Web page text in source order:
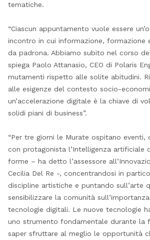
tematiche.
“Ciascun appuntamento vuole essere
incontro in cui informazione, formazione
da padrona. Abbiamo subito nel corso
spiega Paolo Attanasio, CEO di Polaris
mutamenti rispetto alle solite abitudini.
alle esigenze del contesto socio-
un’accelerazione digitale è la chiave di
solidi piani di business”.
“Per tre giorni le Murate ospitano eventi,
con protagonista l’Intelligenza arti­ficiale
forme – ha detto l’assessore
Cecilia Del Re -, concentrandosi in
discipline artistiche e puntando sull’arte
sensibilizzare la comunità
tecnologie digitali. Le nuove tecnologie
uno strumento fondamentale durante la
saper sfruttare al meglio le opportunità